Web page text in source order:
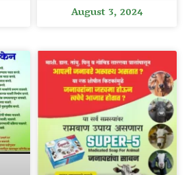
August 3, 2024